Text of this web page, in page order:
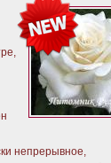
непрерывное,